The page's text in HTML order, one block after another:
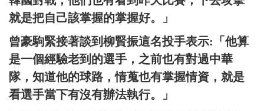
就是把自己該掌握的掌握好。」
曾豪駒緊接著談到柳賢振這名投手表示:「他算
是一個經驗老到的選手，之前也有對過中華
隊，知道他的球路，情蒐也有掌握情資，就是
看選手當下有沒有辦法執行。」